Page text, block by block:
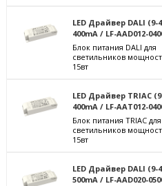
LED Драйвер DALI (9-
400mA / LF-AAD012-
Блок питания DALI для
светильников
15вт
LED Драйвер TRIAC
400mA / LF-AAT012-
Блок питания TRIAC для
светильников
15вт
LED Драйвер DALI (9-
500mA / LF-AAD020-